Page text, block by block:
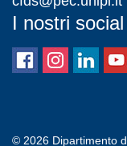
I nostri social
© 2026 Dipartimento